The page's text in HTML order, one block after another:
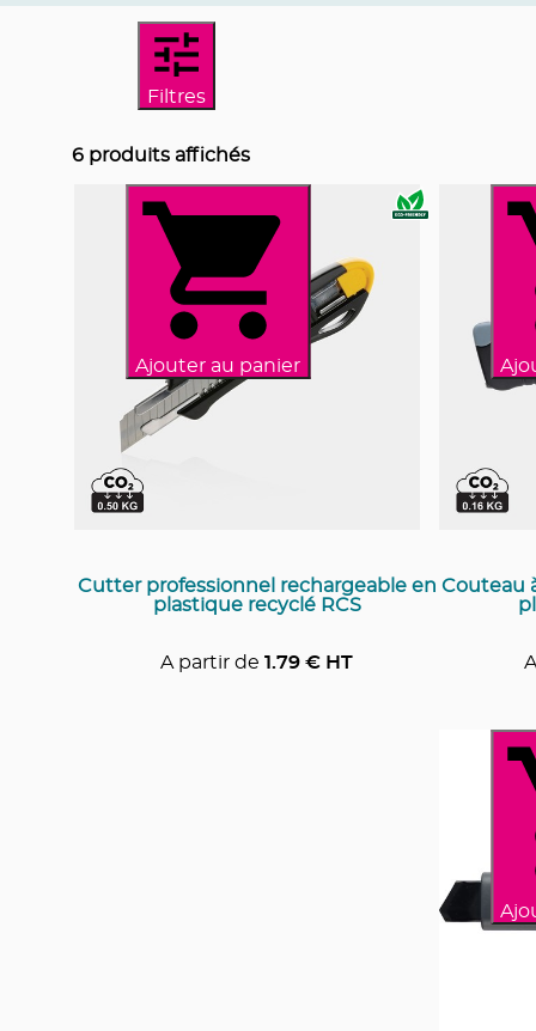
Filtres
6produits affichés
Ajouter au panier
Cutter professionnel rechargeable en
plastique recyclé RCS
A partir de 1.79 € HT
Couteau